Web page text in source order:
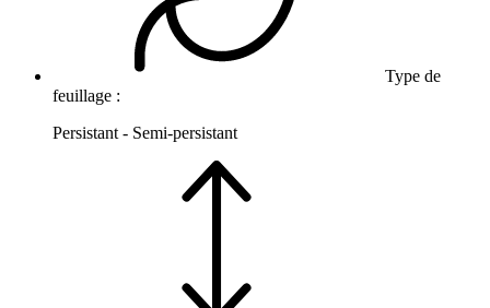
Type de
feuillage :
Persistant - Semi-persistant